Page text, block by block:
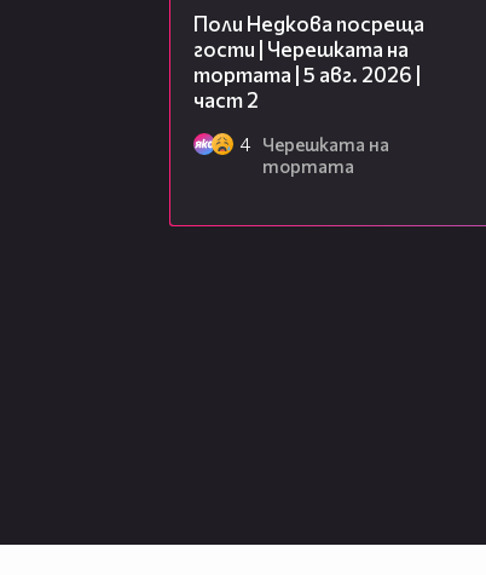
Поли Недкова посреща
гости | Черешката на
тортата | 5 авг. 2026 |
част 2
4
Черешката на
тортата